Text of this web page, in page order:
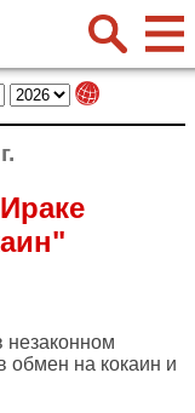
незаконном
обмен на кокаин и